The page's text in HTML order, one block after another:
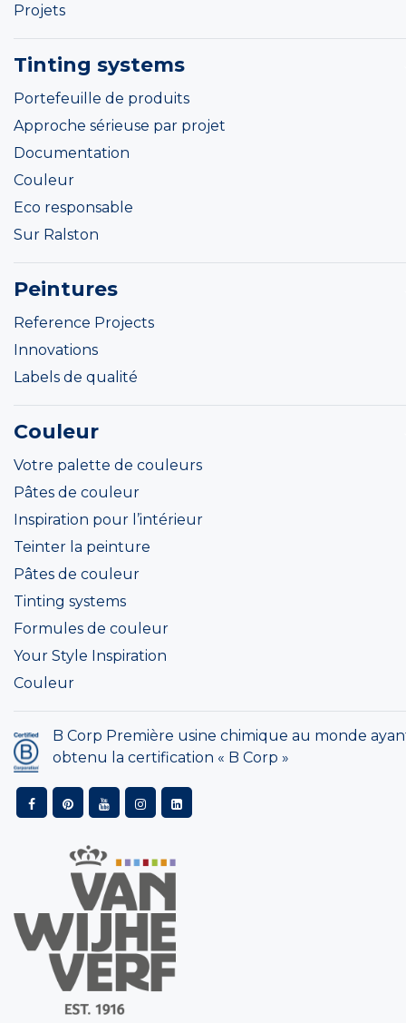
Projets
Tinting systems
Portefeuille de produits
Approche sérieuse par projet
Documentation
Couleur
Eco responsable
Sur Ralston
Peintures
Reference Projects
Innovations
Labels de qualité
Couleur
Votre palette de couleurs
Pâtes de couleur
Inspiration pour l’intérieur
Teinter la peinture
Pâtes de couleur
Tinting systems
Formules de couleur
Your Style Inspiration
Couleur
B Corp Première usine chimique au monde
obtenu la certification « B Corp »